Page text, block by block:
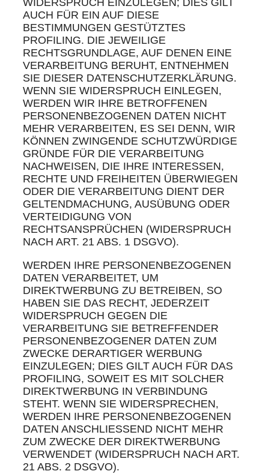
WIDERSPRUCH EINZULEGEN; DIES GILT
AUCH FÜR EIN AUF DIESE
BESTIMMUNGEN GESTÜTZTES
PROFILING. DIE JEWEILIGE
RECHTSGRUNDLAGE, AUF DENEN EINE
VERARBEITUNG BERUHT, ENTNEHMEN
SIE DIESER DATENSCHUTZERKLÄRUNG.
WENN SIE WIDERSPRUCH EINLEGEN,
WERDEN WIR IHRE BETROFFENEN
PERSONENBEZOGENEN DATEN NICHT
MEHR VERARBEITEN, ES SEI DENN, WIR
KÖNNEN ZWINGENDE SCHUTZWÜRDIGE
GRÜNDE FÜR DIE VERARBEITUNG
NACHWEISEN, DIE IHRE INTERESSEN,
RECHTE UND FREIHEITEN ÜBERWIEGEN
ODER DIE VERARBEITUNG DIENT DER
GELTENDMACHUNG, AUSÜBUNG ODER
VERTEIDIGUNG VON
RECHTSANSPRÜCHEN (WIDERSPRUCH
NACH ART. 21 ABS. 1 DSGVO).
WERDEN IHRE PERSONENBEZOGENEN
DATEN VERARBEITET, UM
DIREKTWERBUNG ZU BETREIBEN, SO
HABEN SIE DAS RECHT, JEDERZEIT
WIDERSPRUCH GEGEN DIE
VERARBEITUNG SIE BETREFFENDER
PERSONENBEZOGENER DATEN ZUM
ZWECKE DERARTIGER WERBUNG
EINZULEGEN; DIES GILT AUCH FÜR DAS
PROFILING, SOWEIT ES MIT SOLCHER
DIREKTWERBUNG IN VERBINDUNG
STEHT. WENN SIE WIDERSPRECHEN,
WERDEN IHRE PERSONENBEZOGENEN
DATEN ANSCHLIESSEND NICHT MEHR
ZUM ZWECKE DER DIREKTWERBUNG
VERWENDET (WIDERSPRUCH NACH ART.
21 ABS. 2 DSGVO).